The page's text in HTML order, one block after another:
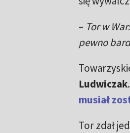
– Tor w
pewno
Ludwiczak.
musiał
Tor zdał